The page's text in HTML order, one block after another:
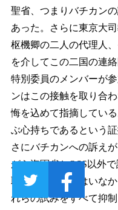
聖省、つまりバチカン
あった。さらに東京大
枢機卿の二人の代理人
を介してこの二国の連
特別委員のメンバーが
ンはこの接触を取り合
悔を込めて指摘してい
ぶ心持ちであるという
さにバチカンへの訴え
がら海軍省とOSS以外
取り合ったものはいな
れらの試みをすべて抑